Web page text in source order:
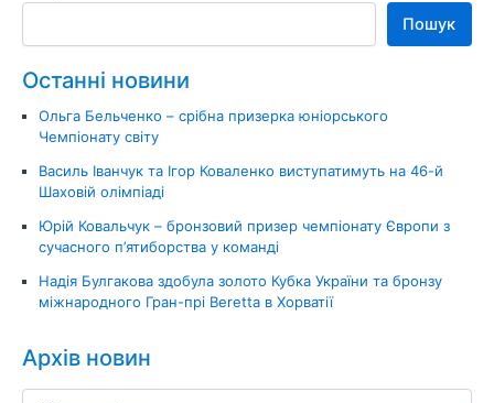
Пошук
Останні новини
Ольга Бельченко – срібна призерка юніорського
Чемпіонату світу
Василь Іванчук та Ігор Коваленко виступатимуть на 46-й
Шаховій олімпіаді
Юрій Ковальчук – бронзовий призер чемпіонату Європи з
сучасного п’ятиборства у команді
Надія Булгакова здобула золото Кубка України та бронзу
міжнародного Гран-прі Beretta в Хорватії
Архів новин